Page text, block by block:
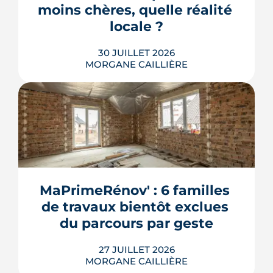
recommande sans hésiter.
LIRE L'ARTICLE
moins chères, quelle réalité
locale ?
30 JUILLET 2026
MORGANE CAILLIÈRE
259 € par an en moyenne régionale,
une hausse de 14 % sur un an, un
risque inondation bien réel autour de
la Loire et de la Sèvre : l'assurance
habitation nantaise conjugue tarifs
doux et vigilance locale. Chiffres,
limites et conseils pour payer le juste
MaPrimeRénov' : 6 familles
de travaux bientôt exclues
du parcours par geste
27 JUILLET 2026
MORGANE CAILLIÈRE